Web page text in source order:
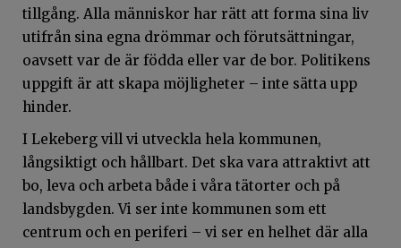
tillgång. Alla människor har rätt att forma sina liv
utifrån sina egna drömmar och förutsättningar,
oavsett var de är födda eller var de bor. Politikens
uppgift är att skapa möjligheter – inte sätta upp
hinder.
I Lekeberg vill vi utveckla hela kommunen,
långsiktigt och hållbart. Det ska vara attraktivt att
bo, leva och arbeta både i våra tätorter och på
landsbygden. Vi ser inte kommunen som ett
centrum och en periferi – vi ser en helhet där alla